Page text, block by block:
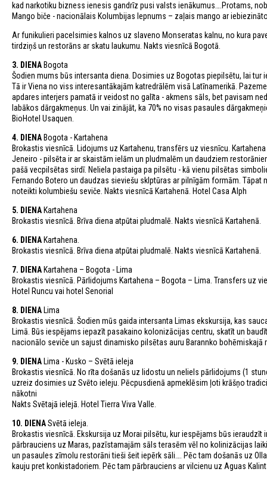
kad narkotiku bizness ienesis gandrīz pusi valsts ienākumus….Protams,
Mango biče - nacionālais Kolumbijas lepnums – zaļais mango ar
Ar funikulieri pacelsimies kalnos uz slaveno Monseratas kalnu, no kura
tirdziņš un restorāns ar skatu laukumu. Nakts viesnīcā Bogotā.
3. DIENA Bogota
Šodien mums būs intersanta diena. Dosimies uz Bogotas piepilsētu, lai
Tā ir Viena no viss interesantākajām katredrālēm visā Latīnamerikā.
apdares interjers pamatā ir veidost no galīta - akmens sāls, bet pavisam
labākos dārgakmeņus. Un vai zinājāt, ka 70% no visas pasaules
BioHotel Usaquen.
4. DIENA Bogota - Kartahena
Brokastis viesnīcā. Lidojums uz Kartahenu, transfērs uz viesnīcu.
Jeneiro - pilsēta ir ar skaistām ielām un pludmalēm un daudziem
pašā vecpilsētas sirdī. Neliela pastaiga pa pilsētu - kā vienu pilsētas
Fernando Botero un daudzas sieviešu sklptūras ar pilnīgām formām.
noteikti kolumbiešu seviče. Nakts viesnīcā Kartahenā. Hotel Casa Alph
5. DIENA Kartahena
Brokastis viesnīcā. Brīva diena atpūtai pludmalē. Nakts viesnīcā Kartahenā.
6. DIENA Kartahena.
Brokastis viesnīcā. Brīva diena atpūtai pludmalē. Nakts viesnīcā Kartahenā.
7. DIENA Kartahena – Bogota - Lima
Brokastis viesnīcā. Pārlidojums Kartahena – Bogota – Lima. Transfers uz
Hotel Runcu vai hotel Senorial
8. DIENA Lima
Brokastis viesnīcā. Šodien mūs gaida intersanta Limas ekskursija, kas
Limā. Būs iespējams iepazīt pasakaino kolonizācijas centru, skatīt un
nacionālo seviče un sajust dinamisko pilsētas auru Barannko bohēmiskajā
9. DIENA Lima - Kusko – Svētā ieleja
Brokastis viesnīcā. No rīta došanās uz lidostu un neliels pārlidojums (1
uzreiz dosimies uz Svēto ieleju. Pēcpusdienā apmeklēsim ļoti krāšņo
nākotni
Nakts Svētajā ielejā. Hotel Tierra Viva Valle.
10. DIENASvētā ieleja.
Brokastis viesnīcā. Ekskursija uz Morai pilsētu, kur iespējams būs
pārbrauciens uz Maras, pazīstamajām sāls terasēm vēl no kolinizācijas
un pasaules zīmolu restorāni tieši šeit iepērk sāli…. Pēc tam došanās uz
kauju pret konkistadoriem. Pēc tam pārbrauciens ar vilcienu uz Aguas